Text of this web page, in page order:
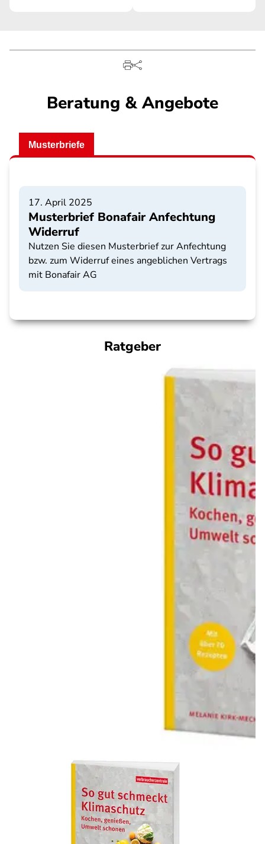
Beratung & Angebote
Musterbriefe
17. April 2025
Musterbrief Bonafair Anfechtung
Widerruf
Nutzen Sie diesen Musterbrief zur Anfechtung
bzw. zum Widerruf eines angeblichen Vertrags
mit Bonafair AG
Ratgeber